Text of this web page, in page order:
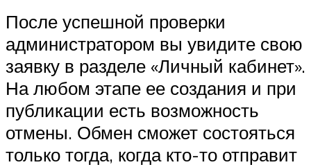
После успешной проверки
администратором вы увидите свою
заявку в разделе «Личный кабинет».
На любом этапе ее создания и при
публикации есть возможность
отмены. Обмен сможет состояться
только тогда, когда кто-то отправит